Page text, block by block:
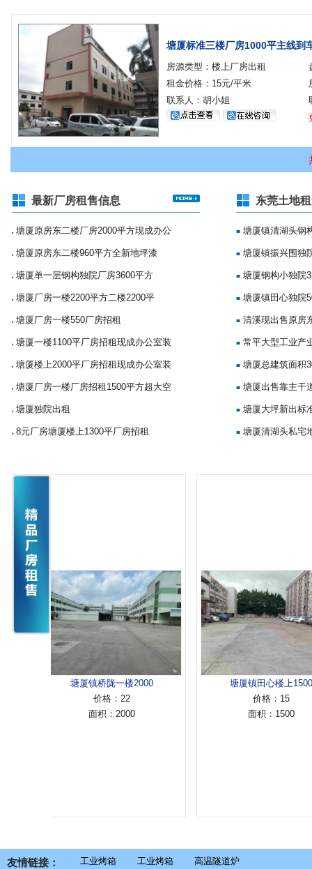
塘厦标准三楼厂房1000平主线到
房源类型：楼上厂房出租
租金价格：15元/平米
联系人：胡小姐
最新厂房租售信息
■塘厦原房东二楼厂房2000平方现成办公
■塘厦原房东二楼960平方全新地坪漆
■塘厦单一层钢构独院厂房3600平方
■塘厦厂房一楼2200平方二楼2200平
■塘厦厂房一楼550厂房招租
■塘厦一楼1100平厂房招租现成办公室装
■塘厦楼上2000平厂房招租现成办公室装
■塘厦厂房一楼厂房招租1500平方超大空
■塘厦独院出租
■8元厂房塘厦楼上1300平厂房招租
东莞土地
■ 塘厦镇清湖头钢
■ 塘厦镇振兴围独
■ 塘厦钢构小独院
■ 塘厦镇田心独院
■ 清溪现出售原房
■ 常平大型工业产
■ 塘厦总建筑面积
■ 塘厦出售靠主干
■ 塘厦大坪新出标
■ 塘厦清湖头私宅
塘厦镇桥陇一楼2000
价格：22
面积：2000
塘厦镇田心楼上1500
价格：15
面积：1500
友情链接： 工业烤箱 工业烤箱 高温隧道炉